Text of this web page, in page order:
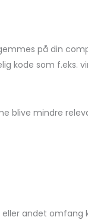
på din
kode som f.eks.
blive mindre
andet